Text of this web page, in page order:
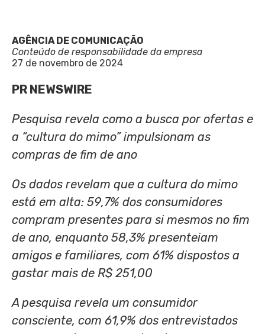
AGÊNCIA DE COMUNICAÇÃO
Conteúdo de responsabilidade da empresa
27 de novembro de 2024
PR NEWSWIRE
Pesquisa revela como a busca por ofertas e
a “cultura do mimo” impulsionam as
compras de fim de ano
Os dados revelam que a cultura do mimo
está em alta: 59,7% dos consumidores
compram presentes para si mesmos no fim
de ano, enquanto 58,3% presenteiam
amigos e familiares, com 61% dispostos a
gastar mais de R$ 251,00
A pesquisa revela um consumidor
consciente, com 61,9% dos entrevistados